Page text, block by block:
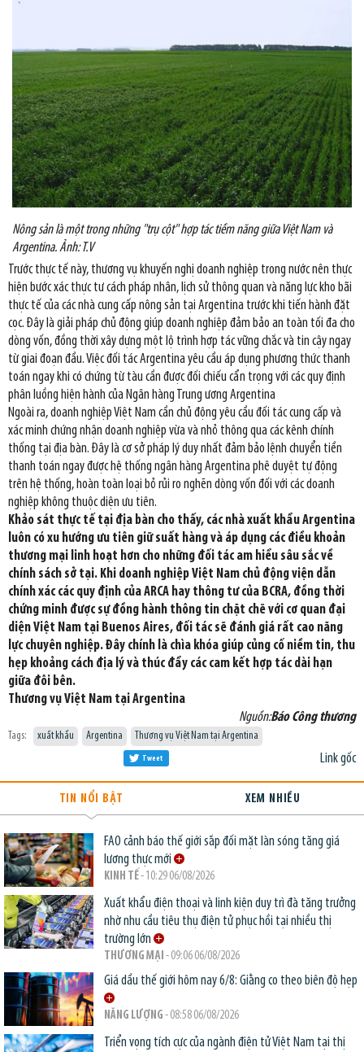
Nông sản là một trong những "trụ cột" hợp tác tiềm năng giữa Việt Nam và
Argentina. Ảnh: T.V
Trước thực tế này, thương vụ khuyến nghị doanh nghiệp trong nước nên thực
hiện bước xác thực tư cách pháp nhân, lịch sử thông quan và năng lực kho bãi
thực tế của các nhà cung cấp nông sản tại Argentina trước khi tiến hành đặt
cọc. Đây là giải pháp chủ động giúp doanh nghiệp đảm bảo an toàn tối đa cho
dòng vốn, đồng thời xây dựng một lộ trình hợp tác vững chắc và tin cậy ngay
từ giai đoạn đầu. Việc đối tác Argentina yêu cầu áp dụng phương thức thanh
toán ngay khi có chứng từ tàu cần được đối chiếu cẩn trọng với các quy định
phân luồng hiện hành của Ngân hàng Trung ương Argentina
Ngoài ra, doanh nghiệp Việt Nam cần chủ động yêu cầu đối tác cung cấp và
xác minh chứng nhận doanh nghiệp vừa và nhỏ thông qua các kênh chính
thống tại địa bàn. Đây là cơ sở pháp lý duy nhất đảm bảo lệnh chuyển tiền
thanh toán ngay được hệ thống ngân hàng Argentina phê duyệt tự động
trên hệ thống, hoàn toàn loại bỏ rủi ro nghẽn dòng vốn đối với các doanh
nghiệp không thuộc diện ưu tiên.
Khảo sát thực tế tại địa bàn cho thấy, các nhà xuất khẩu Argentina
luôn có xu hướng ưu tiên giữ suất hàng và áp dụng các điều khoản
thương mại linh hoạt hơn cho những đối tác am hiểu sâu sắc về
chính sách sở tại. Khi doanh nghiệp Việt Nam chủ động viện dẫn
chính xác các quy định của ARCA hay thông tư của BCRA, đồng thời
chứng minh được sự đồng hành thông tin chặt chẽ với cơ quan đại
diện Việt Nam tại Buenos Aires, đối tác sẽ đánh giá rất cao năng
lực chuyên nghiệp. Đây chính là chìa khóa giúp củng cố niềm tin, thu
hẹp khoảng cách địa lý và thúc đẩy các cam kết hợp tác dài hạn
giữa đôi bên.
Thương vụ Việt Nam tại Argentina
Nguồn:Báo Công thương
Tags: xuất khẩu Argentina Thương vụ Việt Nam tại Argentina
Link gốc
Tweet
TIN NỔI BẬT XEM NHIỀU
FAO cảnh báo thế giới sắp đối mặt làn sóng tăng giá
lương thực mới
KINH TẾ- 10:29 06/08/2026
Xuất khẩu điện thoại và linh kiện duy trì đà tăng trưởng
nhờ nhu cầu tiêu thụ điện tử phục hồi tại nhiều thị
trường lớn
THƯƠNG MẠI - 09:06 06/08/2026
Giá dầu thế giới hôm nay 6/8: Giằng co theo biên độ hẹp
NĂNG LƯỢNG - 08:58 06/08/2026
Triển vọng tích cực của ngành điện tử Việt Nam tại thị